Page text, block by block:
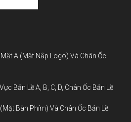
A (Mặt Nắp Logo) Và Chân Ốc
Bản Lề A, B, C, D, Chân Ốc Bản Lề
Bàn Phím) Và Chân Ốc Bản Lề